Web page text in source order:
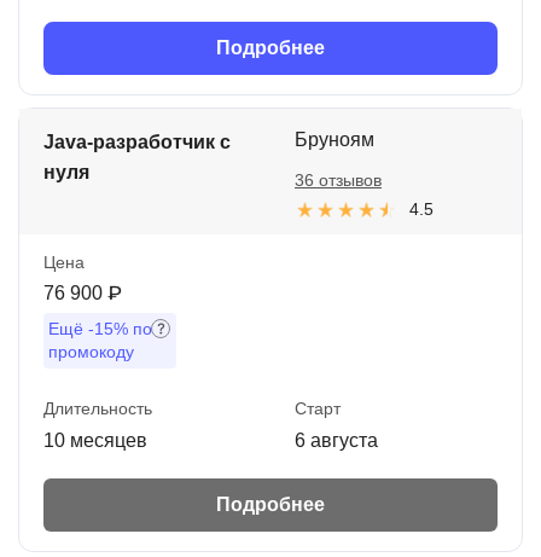
Подробнее
Java-разработчик с
нуля
Бруноям
4.5
36 отзывов
Цена
76 900 ₽
Ещё -15% по
промокоду
Длительность
10 месяцев
Старт
6 августа
Подробнее